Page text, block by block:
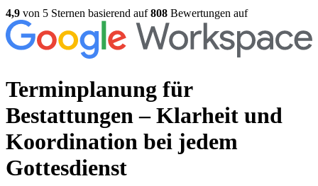
4,9 von 5 Sternen basierend auf808 Bewertungen auf
Terminplanung für
Bestattungen– Klarheit und
Koordination bei jedem
Gottesdienst